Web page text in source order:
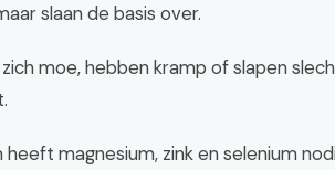
slaan de basis over.
moe, hebben kramp of slapen
heeft magnesium, zink en selenium